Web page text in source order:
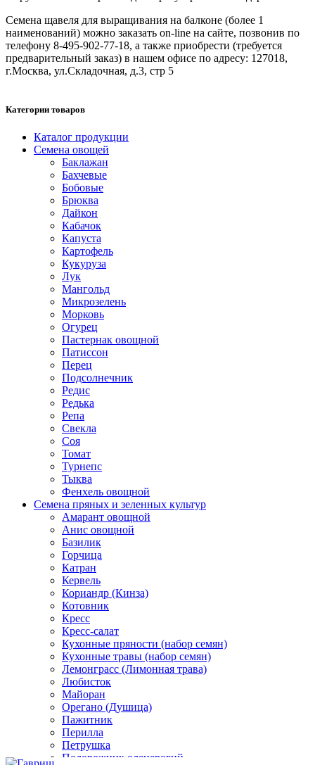
Семена щавеля для выращивания на балконе (более 1
наименований) можно заказать on-line на сайте, позвонив по
телефону 8-495-902-77-18, а также приобрести (требуется
предварительный заказ) в нашем офисе по адресу: 127018,
г.Москва, ул.Складочная, д.3, стр 5
Категории товаров
Каталог продукции
Семена овощей
Баклажан
Бахчевые
Бобовые
Брюква
Дайкон
Кабачок
Капуста
Картофель
Кукуруза
Лук
Мангольд
Микрозелень
Морковь
Огурец
Пастернак овощной
Патиссон
Перец
Подсолнечник
Редис
Редька
Репа
Свекла
Соя
Томат
Турнепс
Тыква
Фенхель овощной
Семена пряных и зеленных культур
Амарант овощной
Анис овощной
Базилик
Горчица
Катран
Кервель
Кориандр (Кинза)
Котовник
Кресс
Кресс-салат
Кухонные пряности (набор семян)
Кухонные травы (набор семян)
Лемонграсс (Лимонная трава)
Любисток
Майоран
Орегано (Душица)
Пажитник
Перилла
Петрушка
Подорожник оленерогий